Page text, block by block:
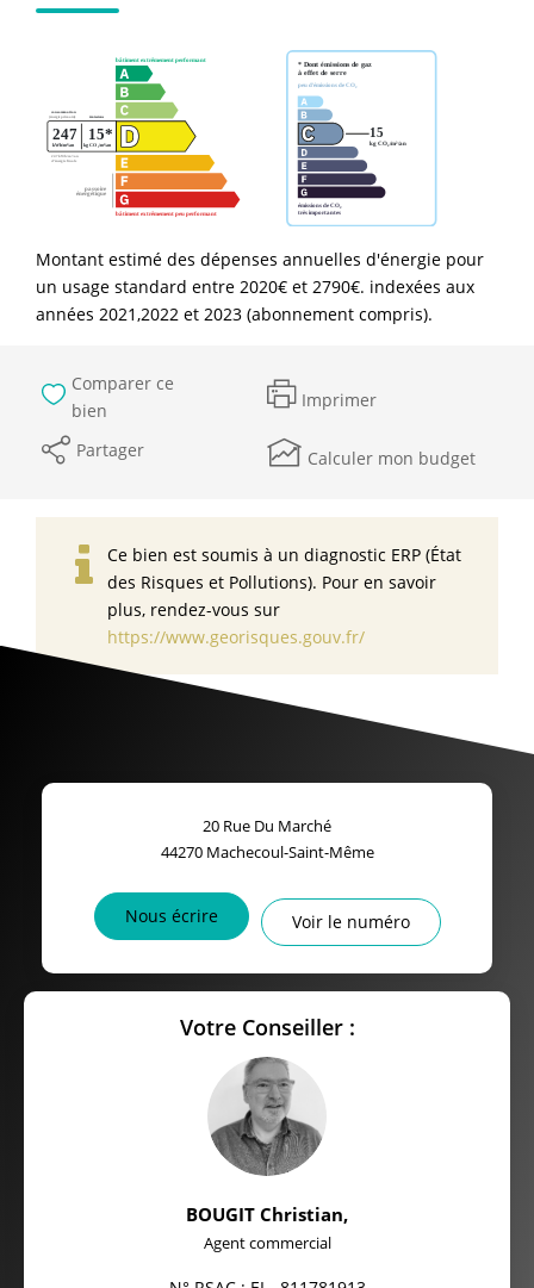
Montant estimé des dépenses annuelles d'énergie pour
un usage standard entre 2020€ et 2790€. indexées aux
années 2021,2022 et 2023 (abonnement compris).
Comparer ce
bien
Imprimer
Partager Calculer mon budget
Ce bien est soumis à un diagnostic ERP (État
des Risques et Pollutions). Pour en savoir
plus, rendez-vous sur
https://www.georisques.gouv.fr/
20 Rue Du Marché
44270 Machecoul-Saint-Même
Nous écrire Voir le numéro
Votre Conseiller :
BOUGIT Christian,
Agent commercial